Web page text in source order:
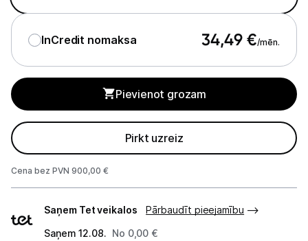
Mazā tehnika
Kafijas pagatavošana
Mazā virtuves tehnika
Klimata iekārtas
Apģērbu kopšana
Skaistumkopšana
InCredit nomaksa 34,49 €/mēn.
Pievienot grozam
Pirkt uzreiz
Cena bez PVN 900,00 €
veidi
Saņem Tet veikalos
Pārbaudīt pieejamību
Saņem 12.08. No 0,00 €